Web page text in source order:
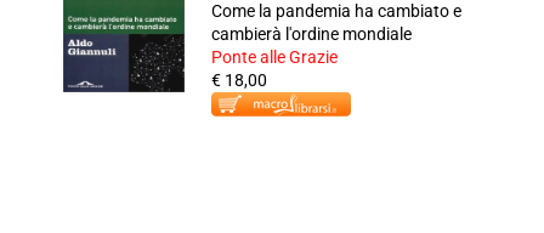
Come la pandemia ha cambiato e
cambierà l'ordine mondiale
Ponte alle Grazie
€ 18,00